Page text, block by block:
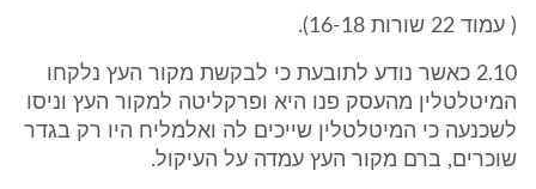
( עמוד 22 שורות 16-18).
2.10 כאשר נודע לתובעת כי לבקשת מקור העץ נלקחו
המיטלטלין מהעסק פנו היא ופרקליטה למקור העץ וניסו
לשכנעה כי המיטלטלין שייכים לה ואלמליח היו רק בגדר
שוכרים, ברם מקור העץ עמדה על העיקול.